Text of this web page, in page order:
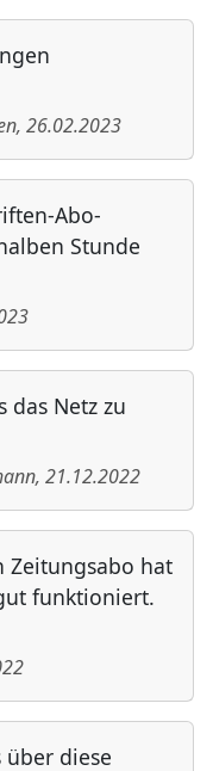
, 26.02.2023
Abo-
Stunde
das Netz zu
, 21.12.2022
Zeitungsabo hat
funktioniert.
diese